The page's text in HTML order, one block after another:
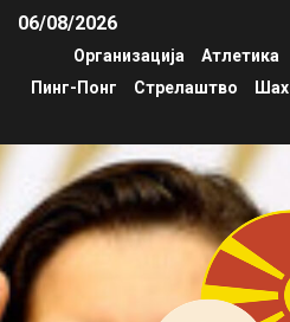
06/08/2026
Организација Атлетика
Пинг-Понг
Стрелаштво Шах